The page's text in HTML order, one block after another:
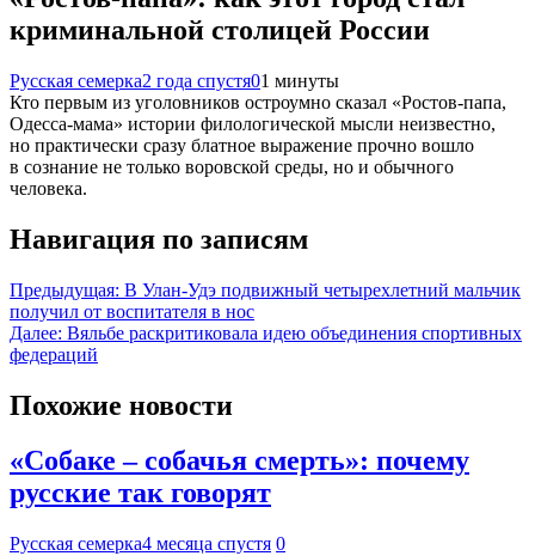
криминальной столицей России
Русская семерка2 года спустя01 минуты
Кто первым из уголовников остроумно сказал «Ростов-папа,
Одесса-мама» истории филологической мысли неизвестно,
но практически сразу блатное выражение прочно вошло
в сознание не только воровской среды, но и обычного
человека.
Навигация по записям
Предыдущая: В Улан-Удэ подвижный четырехлетний мальчик
получил от воспитателя в нос
Далее: Вяльбе раскритиковала идею объединения спортивных
федераций
Похожие новости
«Собаке – собачья смерть»: почему
русские так говорят
Русская семерка4 месяца спустя 0